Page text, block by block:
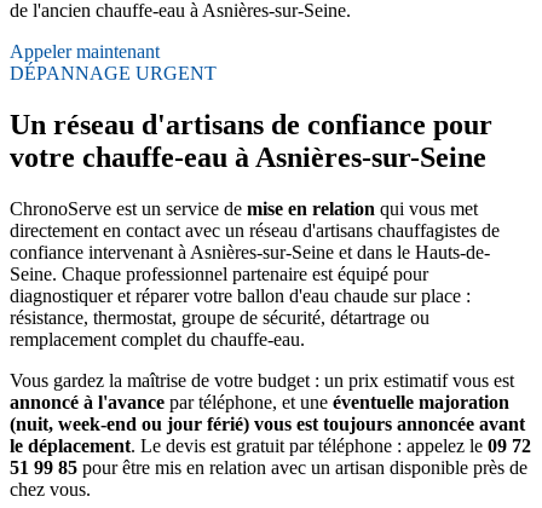
de l'ancien chauffe-eau à Asnières-sur-Seine.
Appeler maintenant
DÉPANNAGE URGENT
Un réseau d'artisans de confiance pour
votre chauffe-eau à Asnières-sur-Seine
ChronoServe est un service de mise en relation qui vous met
directement en contact avec un réseau d'artisans chauffagistes de
confiance intervenant à Asnières-sur-Seine et dans le Hauts-de-
Seine. Chaque professionnel partenaire est équipé pour
diagnostiquer et réparer votre ballon d'eau chaude sur place :
résistance, thermostat, groupe de sécurité, détartrage ou
remplacement complet du chauffe-eau.
Vous gardez la maîtrise de votre budget : un prix estimatif vous est
annoncé à l'avance par téléphone, et une éventuelle majoration
(nuit, week-end ou jour férié) vous est toujours annoncée avant
le déplacement. Le devis est gratuit par téléphone : appelez le 09 72
51 99 85 pour être mis en relation avec un artisan disponible près de
chez vous.